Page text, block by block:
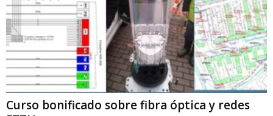
Curso bonificado sobre fibra óptica y redes